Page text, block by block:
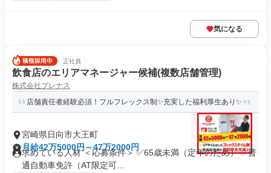
気になる
正社員
飲食店のエリアマネージャー候補(複数店舗管理)
株式会社プレナス
店舗責任者経験必須！フルフレックス制✨充実した福利厚生あり✨
宮崎県日向市大王町
月給42万5000円～47万2000円
求めている人材 ＜応募条件＞ ✅65歳未満（定年のため） ✅普
通自動車免許（AT限定可...